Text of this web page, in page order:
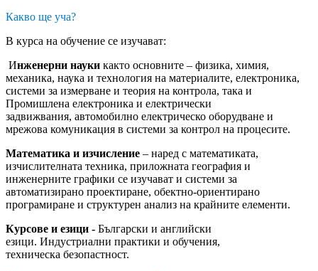
Какво ще уча?
В курса на обучение се изучават:
Инженерни науки както основните – физика, химия,
механика, наука и технология на материалите, електроника,
системи за измерване и теория на контрола, така и
Промишлена електроника и електрически
задвижвания, автомобилно електрическо оборудване и
мрежова комуникация в системи за контрол на процесите.
Математика и изчисление – наред с математиката,
изчислителната техника, приложната география и
инженерните графики се изучават и системи за
автоматизирано проектиране, обектно-ориентирано
програмиране и структурен анализ на крайните елементи.
Курсове и езици - Български и английски
езици. Индустриални практики и обучения,
техническа безопастност.